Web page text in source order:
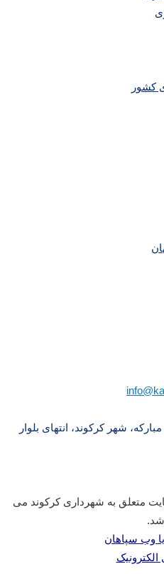
کشور
شهر کرکوند، انتهای بلوار
متعلق به شهرداری کرکوند می
وب سپاهان